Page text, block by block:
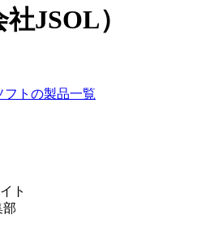
JSOL）
ト の製品一覧
ト
部